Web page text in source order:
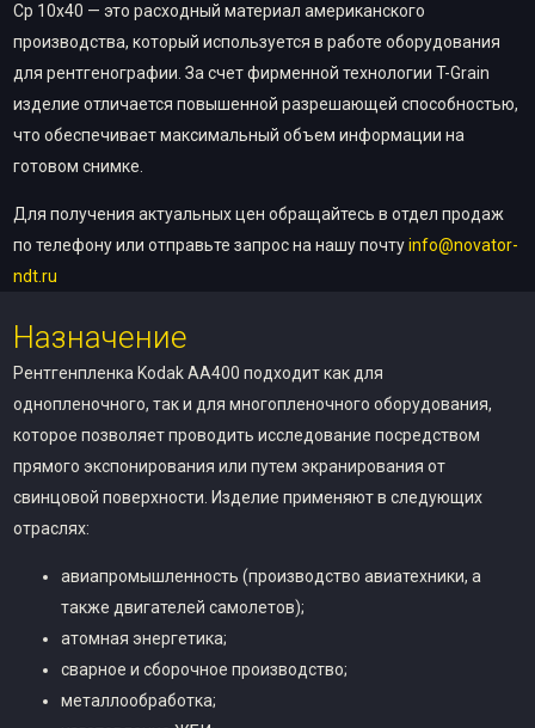
Cp 10х40 — это расходный материал американского
производства, который используется в работе оборудования
для рентгенографии. За счет фирменной технологии T-Grain
изделие отличается повышенной разрешающей способностью,
что обеспечивает максимальный объем информации на
готовом снимке.
Для получения актуальных цен обращайтесь в отдел продаж
по телефону или отправьте запрос на нашу почтуinfo@novator-
ndt.ru
Назначение
Рентгенпленка Kodak AA400 подходит как для
однопленочного, так и для многопленочного оборудования,
которое позволяет проводить исследование посредством
прямого экспонирования или путем экранирования от
свинцовой поверхности. Изделие применяют в следующих
отраслях:
авиапромышленность (производство авиатехники, а
также двигателей самолетов);
атомная энергетика;
сварное и сборочное производство;
металлообработка;